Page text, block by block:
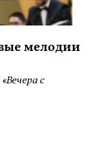
мелодии
с